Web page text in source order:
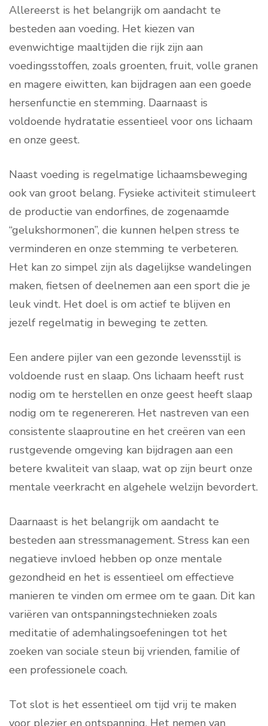
Allereerst is het belangrijk om aandacht te
besteden aan voeding. Het kiezen van
evenwichtige maaltijden die rijk zijn aan
voedingsstoffen, zoals groenten, fruit, volle granen
en magere eiwitten, kan bijdragen aan een goede
hersenfunctie en stemming. Daarnaast is
voldoende hydratatie essentieel voor ons lichaam
en onze geest.
Naast voeding is regelmatige lichaamsbeweging
ook van groot belang. Fysieke activiteit stimuleert
de productie van endorfines, de zogenaamde
“gelukshormonen”, die kunnen helpen stress te
verminderen en onze stemming te verbeteren.
Het kan zo simpel zijn als dagelijkse wandelingen
maken, fietsen of deelnemen aan een sport die je
leuk vindt. Het doel is om actief te blijven en
jezelf regelmatig in beweging te zetten.
Een andere pijler van een gezonde levensstijl is
voldoende rust en slaap. Ons lichaam heeft rust
nodig om te herstellen en onze geest heeft slaap
nodig om te regenereren. Het nastreven van een
consistente slaaproutine en het creëren van een
rustgevende omgeving kan bijdragen aan een
betere kwaliteit van slaap, wat op zijn beurt onze
mentale veerkracht en algehele welzijn bevordert.
Daarnaast is het belangrijk om aandacht te
besteden aan stressmanagement. Stress kan een
negatieve invloed hebben op onze mentale
gezondheid en het is essentieel om effectieve
manieren te vinden om ermee om te gaan. Dit kan
variëren van ontspanningstechnieken zoals
meditatie of ademhalingsoefeningen tot het
zoeken van sociale steun bij vrienden, familie of
een professionele coach.
Tot slot is het essentieel om tijd vrij te maken
voor plezier en ontspanning. Het nemen van